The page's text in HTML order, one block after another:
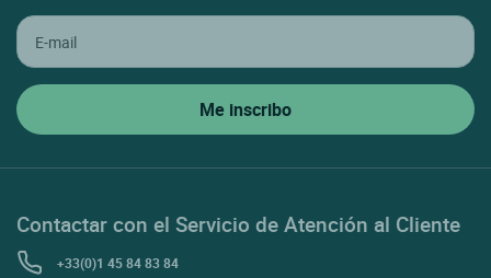
Contactar con el Servicio de Atención al Cliente
+33(0)1 45 84 83 84